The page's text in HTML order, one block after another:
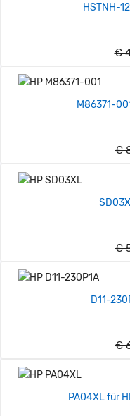
HSTNH-
€
M86371-
€
€
D11-
€
PA04XL für